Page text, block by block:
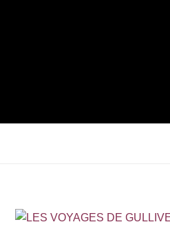
+